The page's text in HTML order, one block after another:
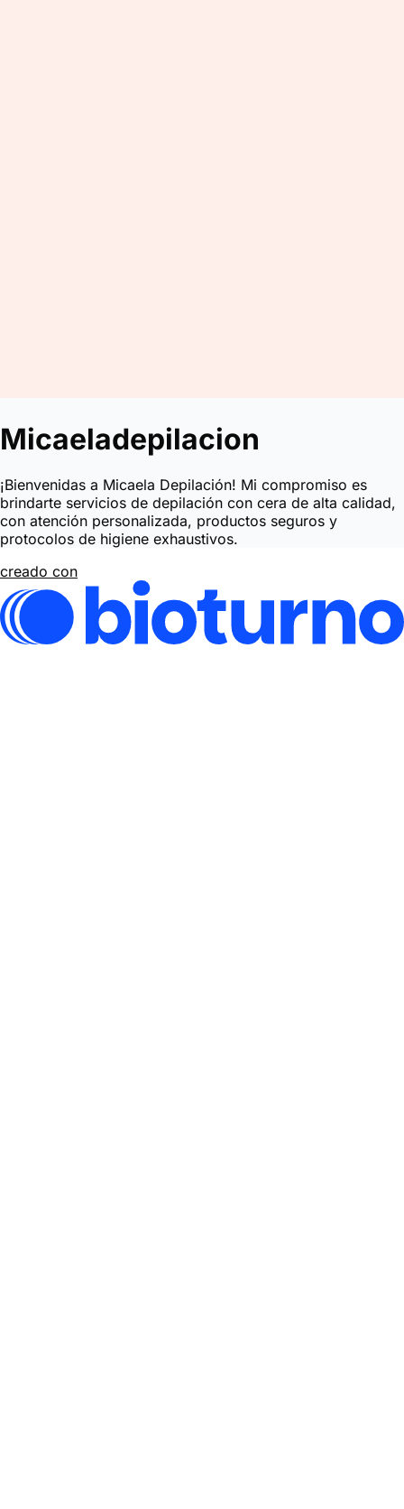
Micaeladepilacion
¡Bienvenidas a Micaela Depilación! Mi compromiso es
brindarte servicios de depilación con cera de alta calidad,
con atención personalizada, productos seguros y
protocolos de higiene exhaustivos.
creado con